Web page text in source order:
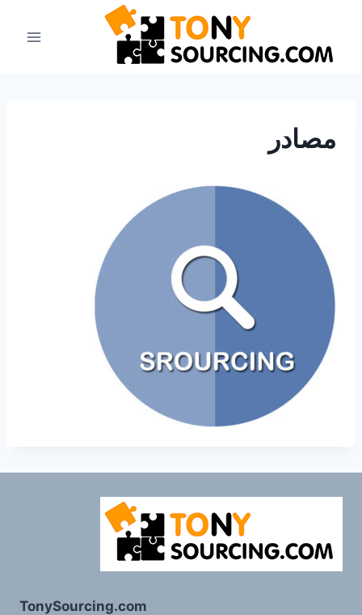
المحتوى
مصادر
TonySourcing.com